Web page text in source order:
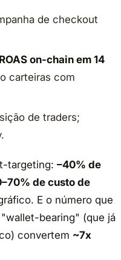
de checkout
on-chain em 14
carteiras com
de traders;
targeting: –40% de
de custo de
E o número que
bearing" (que já
convertem ~7x